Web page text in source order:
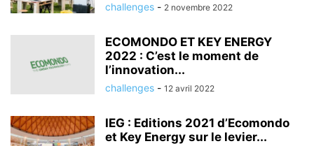
challenges - 2 novembre 2022
ECOMONDO ET KEY ENERGY
2022 : C’est le moment de
l’innovation...
challenges - 12 avril 2022
IEG : Editions 2021 d’Ecomondo
et Key Energy sur le levier...